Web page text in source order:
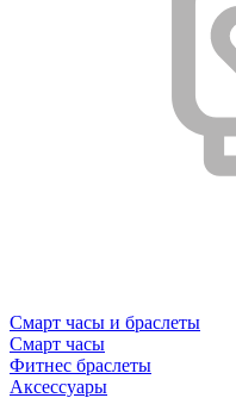
Смарт часы и браслеты
Смарт часы
Фитнес браслеты
Аксессуары